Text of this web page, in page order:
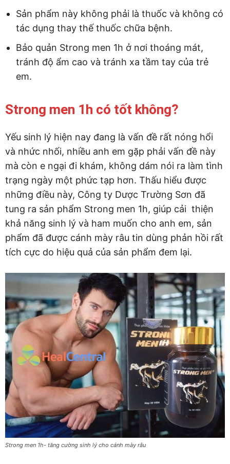
Sản phẩm này không phải là thuốc và không có
tác dụng thay thế thuốc chữa bệnh.
Bảo quản Strong men 1h ở nơi thoáng mát,
tránh độ ẩm cao và tránh xa tầm tay của trẻ
em.
Strong men 1h có tốt không?
Yếu sinh lý hiện nay đang là vấn đề rất nóng hổi
và nhức nhối, nhiều anh em gặp phải vấn đề này
mà còn e ngại đi khám, không dám nói ra làm tình
trạng ngày một phức tạp hơn. Thấu hiểu được
những điều này, Công ty Dược Trường Sơn đã
tung ra sản phẩm Strong men 1h, giúp cải thiện
khả năng sinh lý và ham muốn cho anh em, sản
phẩm đã được cánh mày râu tin dùng phản hồi rất
tích cực do hiệu quả của sản phẩm đem lại.
Strong men 1h- tăng cường sinh lý cho cánh mày râu